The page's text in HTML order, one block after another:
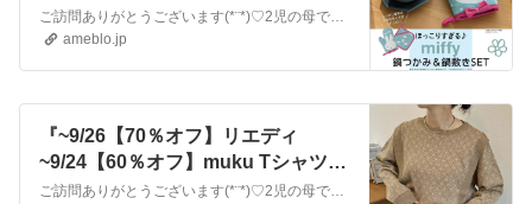
セット♡』
ameblo.jp
『~9/26【70％オフ】リエディ
~9/24【60％オフ】muku Tシャツ、
パンツ、ブラウス』